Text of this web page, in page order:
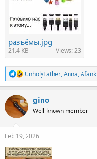
разъёмы.jpg
21.4 KB Views: 23
R
e
a
c
t
i
n
s
UnholyFather,Anna,Afank
gino
Well-known member
Feb 19, 2026